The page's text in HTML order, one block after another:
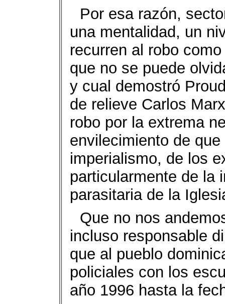
Por esa razón,
una mentalidad, un
recurren al robo
que no se puede
y cual demostró
de relieve Carlos
robo por la extrema
envilecimiento de
imperialismo, de los
particularmente de la
parasitaria de la
Que no nos
incluso responsable
que al pueblo
policiales con los
año 1996 hasta la